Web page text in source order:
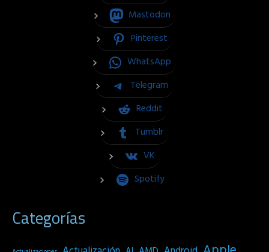
Mastodon
Pinterest
WhatsApp
Telegram
Reddit
Tumblr
VK
Spotify
Categorías